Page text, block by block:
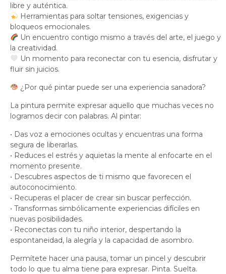
libre y auténtica.
Herramientas para soltar tensiones, exigencias y
bloqueos emocionales.
Un encuentro contigo mismo a través del arte, el juego y
la creatividad.
Un momento para reconectar con tu esencia, disfrutar y
fluir sin juicios.
¿Por qué pintar puede ser una experiencia sanadora?
La pintura permite expresar aquello que muchas veces no
logramos decir con palabras. Al pintar:
• Das voz a emociones ocultas y encuentras una forma
segura de liberarlas.
• Reduces el estrés y aquietas la mente al enfocarte en el
momento presente.
• Descubres aspectos de ti mismo que favorecen el
autoconocimiento.
• Recuperas el placer de crear sin buscar perfección.
• Transformas simbólicamente experiencias difíciles en
nuevas posibilidades.
• Reconectas con tu niño interior, despertando la
espontaneidad, la alegría y la capacidad de asombro.
Permítete hacer una pausa, tomar un pincel y descubrir
todo lo que tu alma tiene para expresar. Pinta. Suelta.